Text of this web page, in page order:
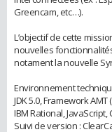
Greencam, etc…).
L’objectif de cette
nouvelles
notament la nouvelle
Environnement
JDK 5.0, Framework
IBM Rational, JavaScript,
Suivi de version :